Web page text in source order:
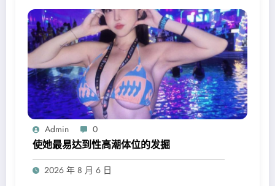
Admin 0
使她最易达到性高潮体位的发掘
2026 年 8 月 6 日